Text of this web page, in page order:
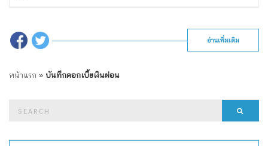
อ่านเพิ่มเติม
หน้าแรก » บันทึกดอกเบี้ยเงินผ่อน